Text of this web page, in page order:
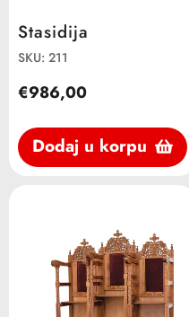
Stasidija
SKU: 211
€986,00
Dodaj u korpu